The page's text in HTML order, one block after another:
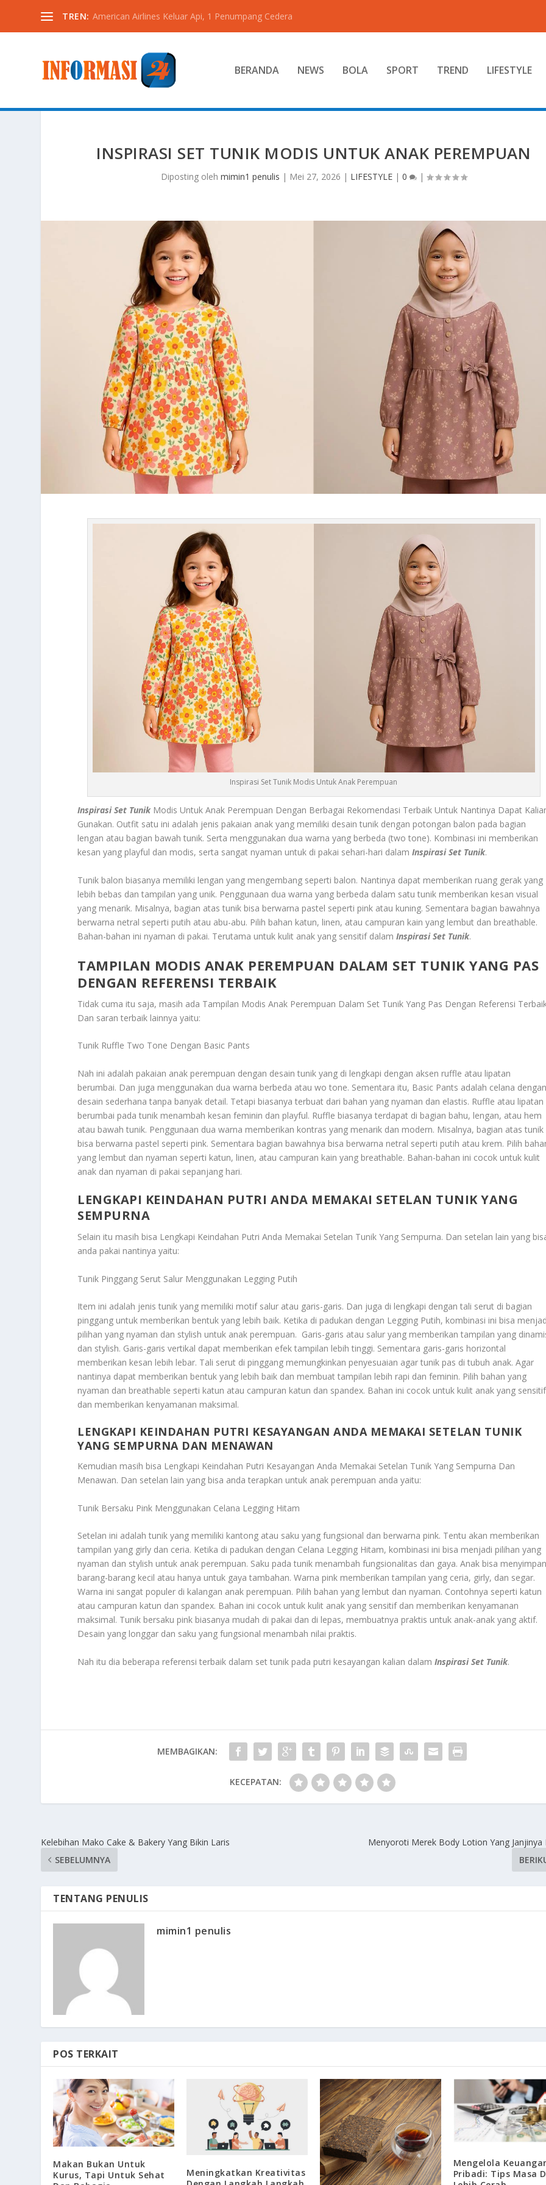
TREN: American Airlines Keluar Api, 1 Penumpang Cedera
BERANDA NEWS BOLA SPORT TREND LIFESTYLE
INSPIRASI SET TUNIK MODIS UNTUK ANAK PEREMPUAN
Diposting oleh mimin1 penulis | Mei 27, 2026 | LIFESTYLE| 0 |
Inspirasi Set Tunik Modis Untuk Anak Perempuan
Inspirasi Set TunikModis Untuk Anak Perempuan Dengan Berbagai Rekomendasi Terbaik Untuk Nantinya Dapat
Gunakan. Outfit satu ini adalah jenis pakaian anak yang memiliki desain tunik dengan potongan balon pada bagian
lengan atau bagian bawah tunik. Serta menggunakan dua warna yang berbeda (two tone). Kombinasi ini memberikan
kesan yang playful dan modis, serta sangat nyaman untuk di pakai sehari-hari dalamInspirasi Set Tunik.
Tunik balon biasanya memiliki lengan yang mengembang seperti balon. Nantinya dapat memberikan ruang gerak yang
lebih bebas dan tampilan yang unik. Penggunaan dua warna yang berbeda dalam satu tunik memberikan kesan visual
yang menarik. Misalnya, bagian atas tunik bisa berwarna pastel seperti pink atau kuning. Sementara bagian bawahnya
berwarna netral seperti putih atau abu-abu. Pilih bahan katun, linen, atau campuran kain yang lembut dan breathable.
Bahan-bahan ini nyaman di pakai. Terutama untuk kulit anak yang sensitif dalamInspirasi Set Tunik.
TAMPILAN MODIS ANAK PEREMPUAN DALAM SET TUNIK YANG PAS
DENGAN REFERENSI TERBAIK
Tidak cuma itu saja, masih ada Tampilan Modis Anak Perempuan Dalam Set Tunik Yang Pas Dengan Referensi
Dan saran terbaik lainnya yaitu:
Tunik Ruffle Two Tone Dengan Basic Pants
Nah ini adalah pakaian anak perempuan dengan desain tunik yang di lengkapi dengan aksen ruffle atau lipatan
berumbai. Dan juga menggunakan dua warna berbeda atau wo tone. Sementara itu, Basic Pants adalah celana
desain sederhana tanpa banyak detail. Tetapi biasanya terbuat dari bahan yang nyaman dan elastis. Ruffle atau lipatan
berumbai pada tunik menambah kesan feminin dan playful. Ruffle biasanya terdapat di bagian bahu, lengan, atau hem
atau bawah tunik. Penggunaan dua warna memberikan kontras yang menarik dan modern. Misalnya, bagian atas tunik
bisa berwarna pastel seperti pink. Sementara bagian bawahnya bisa berwarna netral seperti putih atau krem. Pilih
yang lembut dan nyaman seperti katun, linen, atau campuran kain yang breathable. Bahan-bahan ini cocok untuk kulit
anak dan nyaman di pakai sepanjang hari.
LENGKAPI KEINDAHAN PUTRI ANDA MEMAKAI SETELAN TUNIK YANG
SEMPURNA
Selain itu masih bisa Lengkapi Keindahan Putri Anda Memakai Setelan Tunik Yang Sempurna. Dan setelan lain yang
anda pakai nantinya yaitu:
Tunik Pinggang Serut Salur Menggunakan Legging Putih
Item ini adalah jenis tunik yang memiliki motif salur atau garis-garis. Dan juga di lengkapi dengan tali serut di bagian
pinggang untuk memberikan bentuk yang lebih baik. Ketika di padukan dengan Legging Putih, kombinasi ini bisa
pilihan yang nyaman dan stylish untuk anak perempuan. Garis-garis atau salur yang memberikan tampilan yang
dan stylish. Garis-garis vertikal dapat memberikan efek tampilan lebih tinggi. Sementara garis-garis horizontal
memberikan kesan lebih lebar. Tali serut di pinggang memungkinkan penyesuaian agar tunik pas di tubuh anak. Agar
nantinya dapat memberikan bentuk yang lebih baik dan membuat tampilan lebih rapi dan feminin. Pilih bahan yang
nyaman dan breathable seperti katun atau campuran katun dan spandex. Bahan ini cocok untuk kulit anak yang sensitif
dan memberikan kenyamanan maksimal.
LENGKAPI KEINDAHAN PUTRI KESAYANGAN ANDA MEMAKAI SETELAN TUNIK
YANG SEMPURNA DAN MENAWAN
Kemudian masih bisa Lengkapi Keindahan Putri Kesayangan Anda Memakai Setelan Tunik Yang Sempurna Dan
Menawan. Dan setelan lain yang bisa anda terapkan untuk anak perempuan anda yaitu:
Tunik Bersaku Pink Menggunakan Celana Legging Hitam
Setelan ini adalah tunik yang memiliki kantong atau saku yang fungsional dan berwarna pink. Tentu akan memberikan
tampilan yang girly dan ceria. Ketika di padukan dengan Celana Legging Hitam, kombinasi ini bisa menjadi pilihan yang
nyaman dan stylish untuk anak perempuan. Saku pada tunik menambah fungsionalitas dan gaya. Anak bisa
barang-barang kecil atau hanya untuk gaya tambahan. Warna pink memberikan tampilan yang ceria, girly, dan segar.
Warna ini sangat populer di kalangan anak perempuan. Pilih bahan yang lembut dan nyaman. Contohnya seperti katun
atau campuran katun dan spandex. Bahan ini cocok untuk kulit anak yang sensitif dan memberikan kenyamanan
maksimal. Tunik bersaku pink biasanya mudah di pakai dan di lepas, membuatnya praktis untuk anak-anak yang aktif.
Desain yang longgar dan saku yang fungsional menambah nilai praktis.
Nah itu dia beberapa referensi terbaik dalam set tunik pada putri kesayangan kalian dalamInspirasi Set Tunik.
MEMBAGIKAN:
KECEPATAN:
Kelebihan Mako Cake & Bakery Yang Bikin Laris
SEBELUMNYA
Menyoroti Merek Body Lotion Yang Janjinya
TENTANG PENULIS
mimin1 penulis
POS TERKAIT
Makan Bukan Untuk
Kurus, Tapi Untuk Sehat
Meningkatkan Kreativitas
Mengelola
Pribadi: Tips Masa